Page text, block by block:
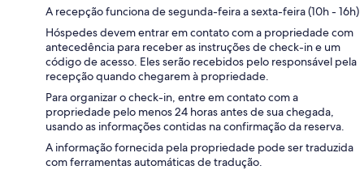
A recepção funciona de segunda-feira a sexta-feira (10h - 16h)
Hóspedes devem entrar em contato com a propriedade com
antecedência para receber as instruções de check-in e um
código de acesso. Eles serão recebidos pelo responsável pela
recepção quando chegarem à propriedade.
Para organizar o check-in, entre em contato com a
propriedade pelo menos 24 horas antes de sua chegada,
usando as informações contidas na confirmação da reserva.
A informação fornecida pela propriedade pode ser traduzida
com ferramentas automáticas de tradução.